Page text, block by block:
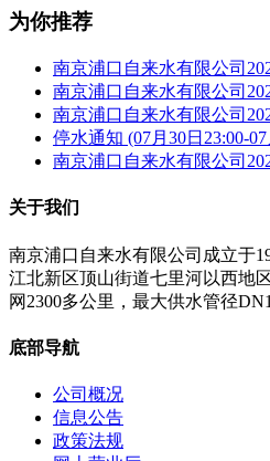
为你推荐
南京浦口自来水有限公司
南京浦口自来水有限公司
南京浦口自来水有限公司
停水通知 (07月30日23:00-
南京浦口自来水有限公司
关于我们
南京浦口自来水有限公司成立于
江北新区顶山街道七里河以西地
网2300多公里，最大供水管径
底部导航
公司概况
信息公告
政策法规